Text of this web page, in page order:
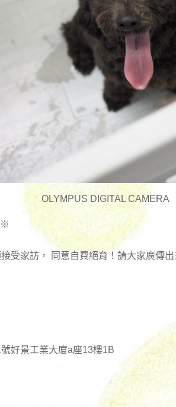
OLYMPUS DIGITAL CAMERA
※
受家訪， 同意自費絕育！請大家廣傳出
好景工業大廈a座13樓1B